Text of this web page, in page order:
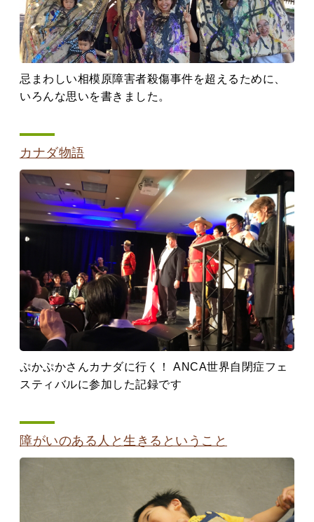
忌まわしい相模原障害者殺傷事件を超えるために、
いろんな思いを書きました。
カナダ物語
ぷかぷかさんカナダに行く！ ANCA世界自閉症フェ
スティバルに参加した記録です
障がいのある人と生きるということ